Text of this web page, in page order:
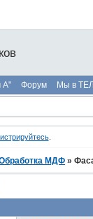
А" Форум Мы в
.
МДФ »